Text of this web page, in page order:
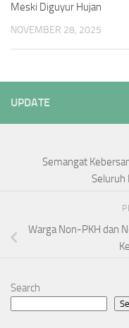
Meski Diguyur Hujan
NOVEMBER 28, 2025
UPDATE
Semangat
Seluruh
Warga Non-PKH dan
Search